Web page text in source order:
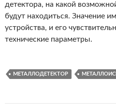
детектора, на какой
будут находиться. Значение
устройства, и его
технические параметры.
МЕТАЛЛОДЕТЕКТОР